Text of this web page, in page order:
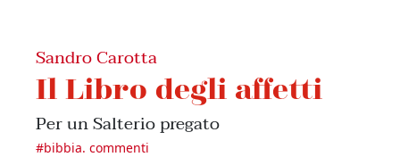
Sandro Carotta
Il Libro degli affetti
Per un Salterio pregato
#bibbia. commenti